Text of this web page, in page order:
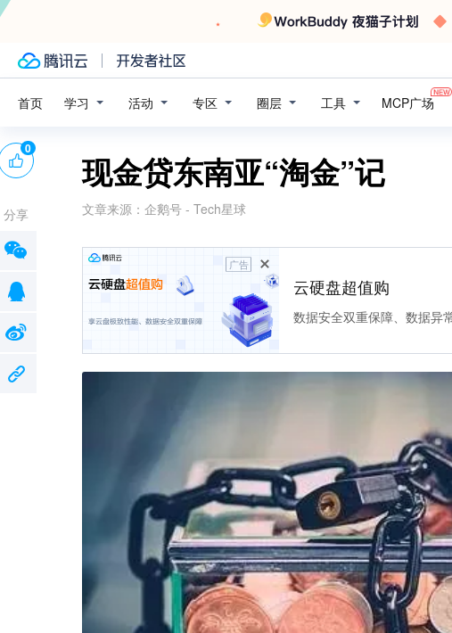
首页 学习 活动 专区 圈层 工具 MCP广场
现金贷东南亚“淘金”记
文章来源： 企鹅号 - Tech星球
广告
云硬盘超值购
数据安全双重保障、数据异
0
分享